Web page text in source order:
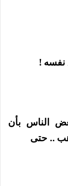
نفسه !
الناس بأن
.. حتى